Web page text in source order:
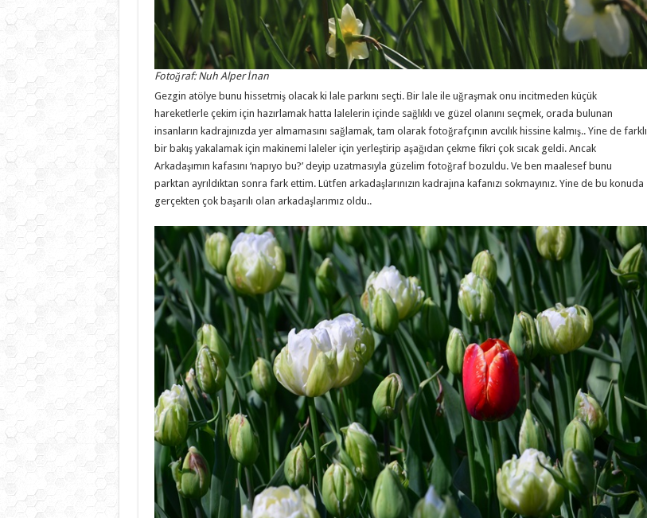
Fotoğraf: Nuh Alper İnan
Gezgin atölye bunu hissetmiş olacak ki lale parkını seçti. Bir lale ile uğraşmak onu incitmeden küçük
hareketlerle çekim için hazırlamak hatta lalelerin içinde sağlıklı ve güzel olanını seçmek, orada bulunan
insanların kadrajınızda yer almamasını sağlamak, tam olarak fotoğrafçının avcılık hissine kalmış.. Yine de farklı
bir bakış yakalamak için makinemi laleler için yerleştirip aşağıdan çekme fikri çok sıcak geldi. Ancak
Arkadaşımın kafasını ‘napıyo bu?’ deyip uzatmasıyla güzelim fotoğraf bozuldu. Ve ben maalesef bunu
parktan ayrıldıktan sonra fark ettim. Lütfen arkadaşlarınızın kadrajına kafanızı sokmayınız. Yine de bu konuda
gerçekten çok başarılı olan arkadaşlarımız oldu..